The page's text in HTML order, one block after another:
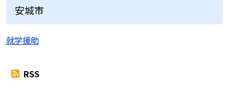
安城市
就学援助
RSS